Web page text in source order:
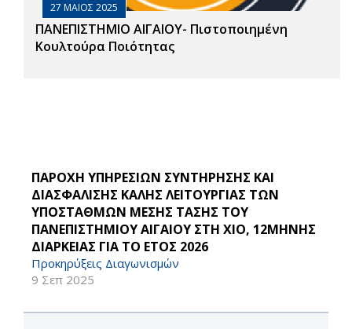
27 ΜΑΙΟΣ 2025
ΠΑΝΕΠΙΣΤΗΜΙΟ ΑΙΓΑΙΟΥ- Πιστοποιημένη
Κουλτούρα Ποιότητας
ΠΑΡΟΧΗ ΥΠΗΡΕΣΙΩΝ ΣΥΝΤΗΡΗΣΗΣ ΚΑΙ
ΔΙΑΣΦΑΛΙΣΗΣ ΚΑΛΗΣ ΛΕΙΤΟΥΡΓΙΑΣ ΤΩΝ
ΥΠΟΣΤΑΘΜΩΝ ΜΕΣΗΣ ΤΑΣΗΣ ΤΟΥ
ΠΑΝΕΠΙΣΤΗΜΙΟΥ ΑΙΓΑΙΟΥ ΣΤΗ ΧΙΟ, 12ΜΗΝΗΣ
ΔΙΑΡΚΕΙΑΣ ΓΙΑ ΤΟ ΕΤΟΣ 2026
Προκηρύξεις Διαγωνισμών
9 Σεπ 2025